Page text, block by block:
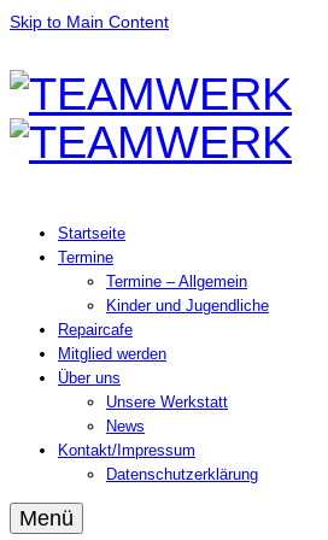
Skip to Main Content
Startseite
Termine
Termine – Allgemein
Kinder und Jugendliche
Repaircafe
Mitglied werden
Über uns
Unsere Werkstatt
News
Kontakt/Impressum
Datenschutzerklärung
Menü